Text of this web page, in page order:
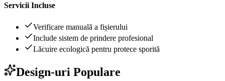
Servicii Incluse
Verificare manuală a fișierului
Include sistem de prindere profesional
Lăcuire ecologică pentru protece sporită
Design-uri Populare